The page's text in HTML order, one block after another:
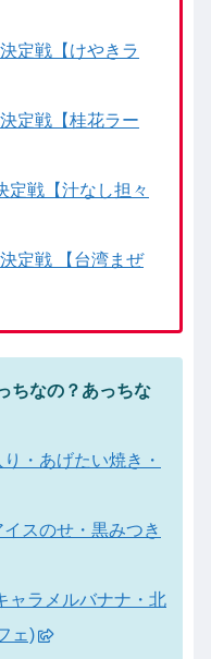
定戦【けやきラ
定戦【桂花ラー
定戦【汁なし担々
定戦 【台湾まぜ
ちなの？あっちな
・あげたい焼き・
スのせ・黒みつき
ャラメルバナナ・北
ェ)